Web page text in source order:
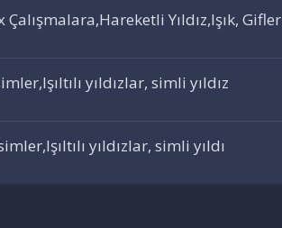
Yıldız,Işık, Gifler
yıldızlar, simli yıldız
yıldızlar, simli yıldı